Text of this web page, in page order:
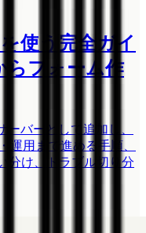
使う完全ガイ
らフォーム作
ーバーとして追加し、
運用まで進める手順、
分け、トラブル切り分